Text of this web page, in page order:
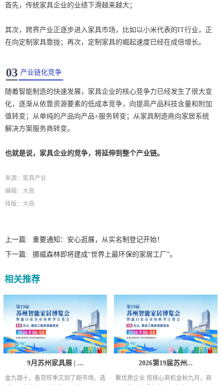
首先，传统家具企业的业绩下滑越来越大；
其次，跨界产业正逐步进入家具市场，比如以小米代表的IT行业，正
在向定制家具靠拢；再次，定制家具的崛起速度已经在成倍增长。
03 产业链化竞争
随着智能制造的快速发展，家具企业的核心竞争力已经发生了很大变
化，逐渐从依靠资源要素的低成本竞争，向提高产品科技含量和附加
值转变；从单纯的产品向产品+服务转变；从家具制造商向家居系统
解决方案服务商转变。
也就是说，家具企业的竞争，将延伸到整个产业链。
来源：家具产业
编辑： 大高
排版： 大高
上一篇:
重要通知：安心逛展，从实名制登记开始！
下一篇:
挪威森林即将建成“世界上最环保的家居工厂”。
相关推荐
9月苏州家具展 | ...
金九银十，备货旺季又到了跑市场、选
2026第19届苏州...
聚优质企业 揽核心商机金秋九月，商